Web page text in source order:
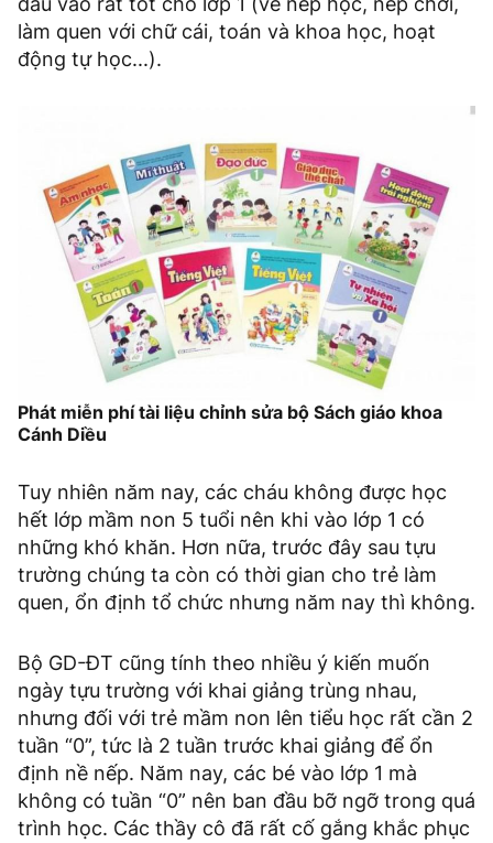
làm quen với chữ cái, toán và khoa học, hoạt
động tự học...).
Phát miễn phí tài liệu chỉnh sửa bộ Sách giáo khoa
Cánh Diều
Tuy nhiên năm nay, các cháu không được học
hết lớp mầm non 5 tuổi nên khi vào lớp 1 có
những khó khăn. Hơn nữa, trước đây sau tựu
trường chúng ta còn có thời gian cho trẻ làm
quen, ổn định tổ chức nhưng năm nay thì không.
Bộ GD-ĐT cũng tính theo nhiều ý kiến muốn
ngày tựu trường với khai giảng trùng nhau,
nhưng đối với trẻ mầm non lên tiểu học rất cần 2
tuần “0”, tức là 2 tuần trước khai giảng để ổn
định nề nếp. Năm nay, các bé vào lớp 1 mà
không có tuần “0” nên ban đầu bỡ ngỡ trong quá
trình học. Các thầy cô đã rất cố gắng khắc phục